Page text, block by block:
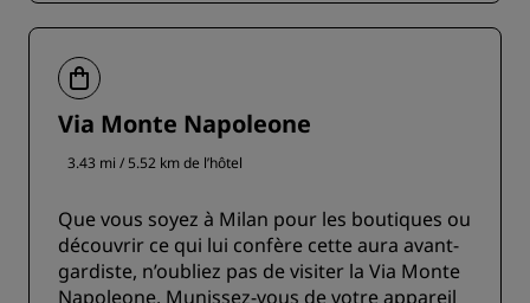
Via Monte Napoleone
3.43 mi / 5.52 km de l’hôtel
Que vous soyez à Milan pour les boutiques ou
découvrir ce qui lui confère cette aura avant-
gardiste, n’oubliez pas de visiter la Via Monte
Napoleone. Munissez-vous de votre appareil